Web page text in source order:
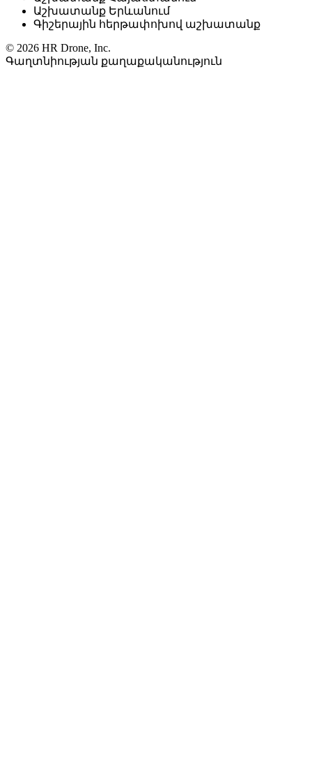
Աշխատանք Երևանում
Գիշերային հերթափոխով աշխատանք
© 2026 HR Drone, Inc.
Գաղտնիության քաղաքականություն